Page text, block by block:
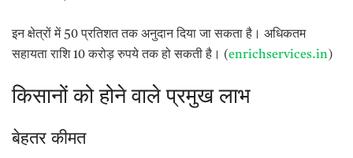
इन क्षेत्रों में 50 प्रतिशत तक अनुदान दिया जा सकता है। अधिकतम
सहायता राशि 10 करोड़ रुपये तक हो सकती है। (enrichservices.in)
किसानों को होने वाले प्रमुख लाभ
बेहतर कीमत